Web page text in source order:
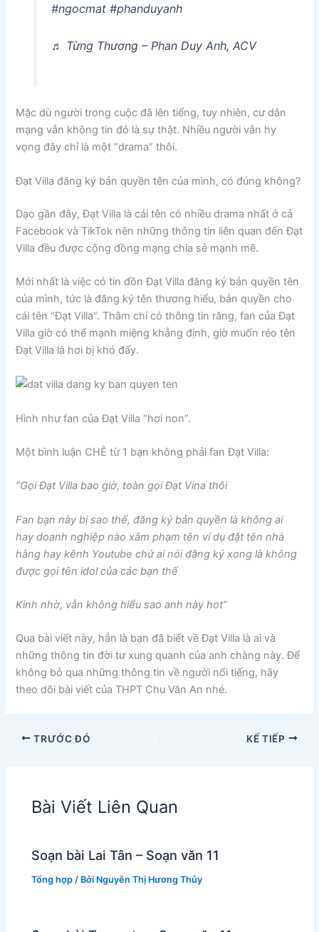
#ngocmat #phanduyanh
♬ Từng Thương – Phan Duy Anh, ACV
Mặc dù người trong cuộc đã lên tiếng, tuy nhiên, cư dân
mạng vẫn không tin đó là sự thật. Nhiều người vẫn hy
vọng đây chỉ là một “drama” thôi.
Đạt Villa đăng ký bản quyền tên của mình, có đúng không?
Dạo gần đây, Đạt Villa là cái tên có nhiều drama nhất ở cả
Facebook và TikTok nên những thông tin liên quan đến Đạt
Villa đều được cộng đồng mạng chia sẻ mạnh mẽ.
Mới nhất là việc có tin đồn Đạt Villa đăng ký bản quyền tên
của mình, tức là đăng ký tên thương hiểu, bản quyền cho
cái tên “Đạt Villa”. Thâm chí có thông tin răng, fan của Đạt
Villa giờ có thể mạnh miệng khẳng định, giờ muốn réo tên
Đạt Villa là hơi bị khó đấy.
Hình như fan của Đạt Villa “hơi non”.
Một bình luận CHÊ từ 1 bạn không phải fan Đạt Villa:
“Gọi Đạt Villa bao giờ, toàn gọi Đạt Vina thôi
Fan bạn này bị sao thế, đăng ký bản quyền là không ai
hay doanh nghiệp nào xâm phạm tên ví dụ đặt tên nhà
hàng hay kênh Youtube chứ ai nói đăng ký xong là không
được gọi tên idol của các bạn thế
Kinh nhờ, vẫn không hiểu sao anh này hot”
Qua bài viết này, hẳn là bạn đã biết về Đạt Villa là ai và
những thông tin đời tư xung quanh của anh chàng này. Để
không bỏ qua những thông tin về người nổi tiếng, hãy
theo dõi bài viết của THPT Chu Văn An nhé.
TRƯỚC ĐÓ KẾ TIẾP
Bài Viết Liên Quan
Soạn bài Lai Tân – Soạn văn 11
Tổng hợp / Bởi Nguyễn Thị Hương Thủy